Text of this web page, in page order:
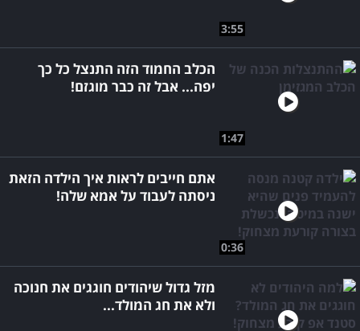
3:55
1:47
הכלב החמוד הזה התנצל כל כך
יפה... אבל זה כבר מוגזם!
0:36
אתם חייבים לראות איך הילדה הזאת
ניסתה לעבוד על אמא שלה!
מזל גדול שיהודים חוגגים את חנוכה
ולא את חג המולד...